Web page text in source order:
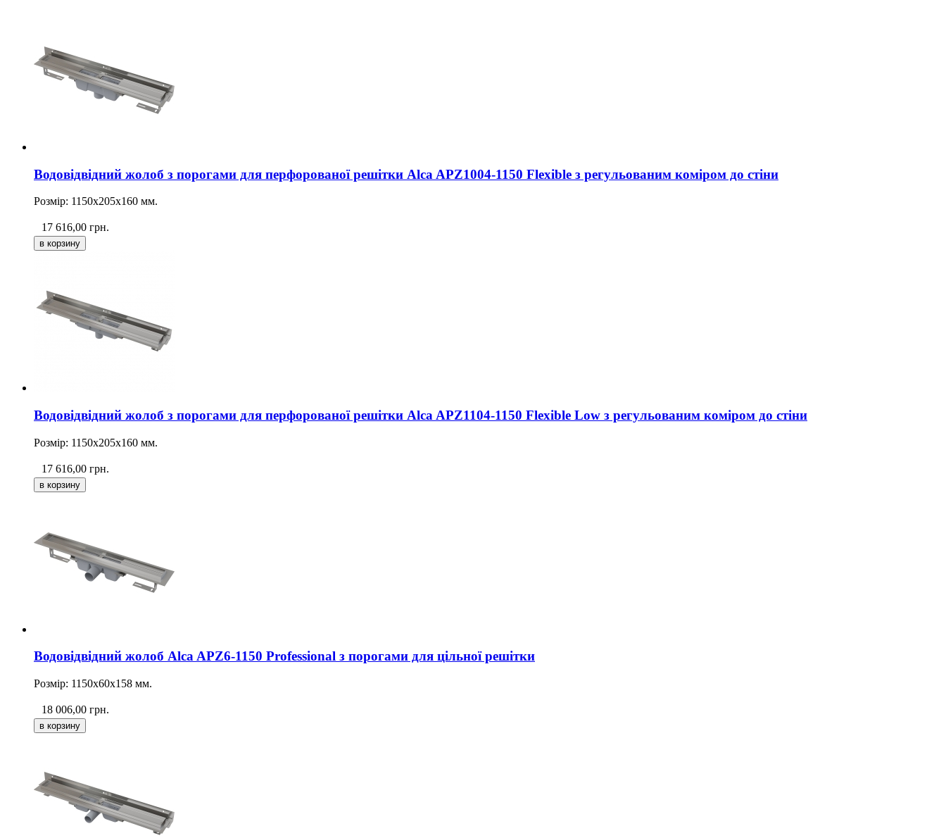
Водовідвідний жолоб з порогами для перфорованої решітки Alca APZ1004-1150 Flexible з регульованим коміром до стіни
Розмір: 1150х205х160 мм.
17 616,00 грн.
Водовідвідний жолоб з порогами для перфорованої решітки Alca APZ1104-1150 Flexible Low з регульованим коміром до стіни
Розмір: 1150х205х160 мм.
17 616,00 грн.
Водовідвідний жолоб Alca APZ6-1150 Professional з порогами для цільної решітки
Розмір: 1150х60х158 мм.
18 006,00 грн.